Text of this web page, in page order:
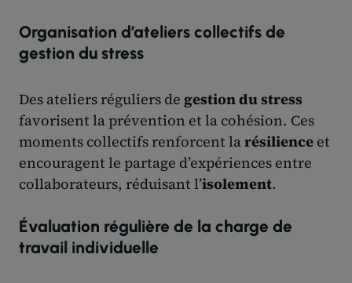
Organisation d’ateliers collectifs de
gestion du stress
Des ateliers réguliers de gestion du stress
favorisent la prévention et la cohésion. Ces
moments collectifs renforcent larésilience et
encouragent le partage d’expériences entre
collaborateurs, réduisant l’isolement.
Évaluation régulière de la charge de
travail individuelle